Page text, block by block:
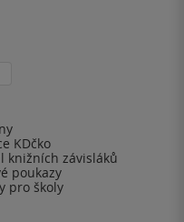
KDčko
knižních závisláků
poukazy
pro školy